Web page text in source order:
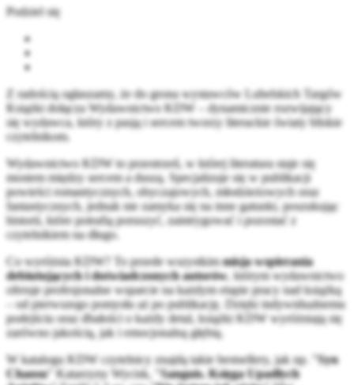
Podziel się
Z radością ogłaszamy, że do grona wystawców Lubelskich Targów
Książki dołącza Wydawnictwo KDW – dynamicznie rozwijający
się wydawca, który z pasją i sercem tworzy literackie światy bliskie
czytelnikom.
Wydawnictwo KDW to przestrzeń, w której literatura staje się
mostem między sercem a duszą. Specjalizuje się w publikacji
powieści romantycznych, obyczajowych, młodzieżowych oraz
fantastycznych, jednak nie zamyka się na inne gatunki, poszukując
historii, które potrafią poruszyć, zaintrygować i pozostać z
czytelnikiem na długo.
Co wyróżnia KDW? To przede wszystkimmisja wspierania
debiutujących i doświadczonych autorów, którym wydawnictwo
oferuje profesjonalne wsparcie na każdym etapie pracy nad książką
– od pierwszego pomysłu aż po publikację. Dzięki indywidualnemu
podejściu oraz dbałości o każdy detal, książki KDW wyróżniają się
zarówno jakością, jak i emocjonalną głębią.
W katalogu KDW czytelnicy znajdą takie bestsellery, jak np. "Syn
Chaosu" Katarzyny Wycisk, "Sanguis. Księga Upadłych